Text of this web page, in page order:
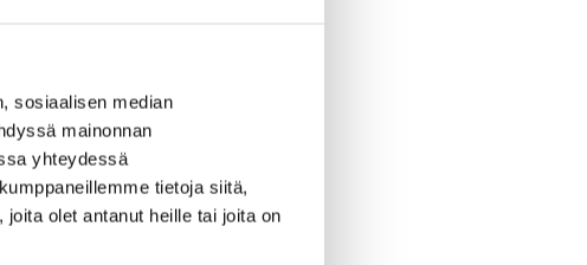
sosiaalisen median
mainonnan
yhteydessä
tietoja siitä,
olet antanut heille tai joita on